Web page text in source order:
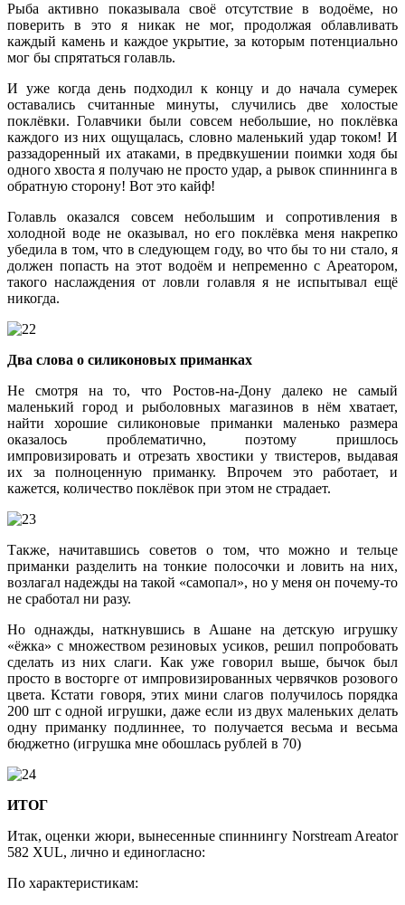
Рыба активно показывала своё отсутствие в водоёме, но
поверить в это я никак не мог, продолжая облавливать
каждый камень и каждое укрытие, за которым потенциально
мог бы спрятаться голавль.
И уже когда день подходил к концу и до начала сумерек
оставались считанные минуты, случились две холостые
поклёвки. Голавчики были совсем небольшие, но поклёвка
каждого из них ощущалась, словно маленький удар током! И
раззадоренный их атаками, в предвкушении поимки ходя бы
одного хвоста я получаю не просто удар, а рывок спиннинга в
обратную сторону! Вот это кайф!
Голавль оказался совсем небольшим и сопротивления в
холодной воде не оказывал, но его поклёвка меня накрепко
убедила в том, что в следующем году, во что бы то ни стало, я
должен попасть на этот водоём и непременно с Ареатором,
такого наслаждения от ловли голавля я не испытывал ещё
никогда.
Два слова о силиконовых приманках
Не смотря на то, что Ростов-на-Дону далеко не самый
маленький город и рыболовных магазинов в нём хватает,
найти хорошие силиконовые приманки маленько размера
оказалось проблематично, поэтому пришлось
импровизировать и отрезать хвостики у твистеров, выдавая
их за полноценную приманку. Впрочем это работает, и
кажется, количество поклёвок при этом не страдает.
Также, начитавшись советов о том, что можно и тельце
приманки разделить на тонкие полосочки и ловить на них,
возлагал надежды на такой «самопал», но у меня он почему-то
не сработал ни разу.
Но однажды, наткнувшись в Ашане на детскую игрушку
«ёжка» с множеством резиновых усиков, решил попробовать
сделать из них слаги. Как уже говорил выше, бычок был
просто в восторге от импровизированных червячков розового
цвета. Кстати говоря, этих мини слагов получилось порядка
200 шт с одной игрушки, даже если из двух маленьких делать
одну приманку подлиннее, то получается весьма и весьма
бюджетно (игрушка мне обошлась рублей в 70)
ИТОГ
Итак, оценки жюри, вынесенные спиннингу Norstream Areator
582 XUL, лично и единогласно:
По характеристикам: